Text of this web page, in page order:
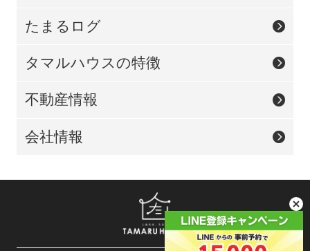
たまるログ
タマルハウスの特徴
不動産情報
会社情報